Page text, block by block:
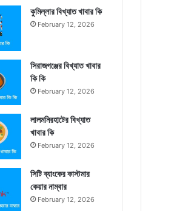
কুমিল্লার বিখ্যাত খাবার কি
February 12, 2026
সিরাজগঞ্জের বিখ্যাত খাবার
কি কি
February 12, 2026
লালমনিরহাটের বিখ্যাত
খাবার কি
February 12, 2026
সিটি ব্যাংকের কাস্টমার
কেয়ার নাম্বার
February 12, 2026